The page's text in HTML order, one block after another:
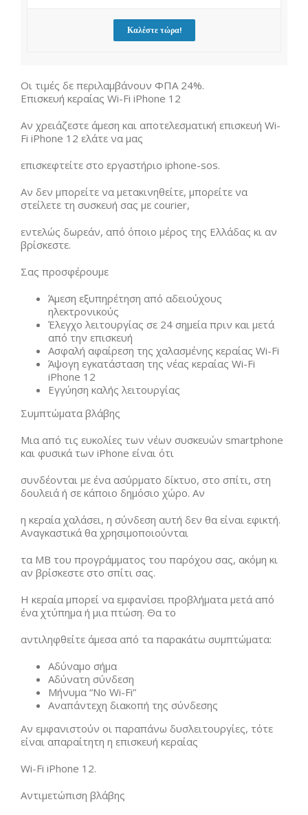
Καλέστε τώρα!
Οι τιμές δε περιλαμβάνουν ΦΠΑ 24%.
Επισκευή κεραίας Wi-Fi iPhone 12
Αν χρειάζεστε άμεση και αποτελεσματική επισκευή Wi-
Fi iPhone 12 ελάτε να μας
επισκεφτείτε στο εργαστήριο iphone-sos.
Αν δεν μπορείτε να μετακινηθείτε, μπορείτε να
στείλετε τη συσκευή σας με courier,
εντελώς δωρεάν, από όποιο μέρος της Ελλάδας κι αν
βρίσκεστε.
Σας προσφέρουμε
Άμεση εξυπηρέτηση από αδειούχους
ηλεκτρονικούς
Έλεγχο λειτουργίας σε 24 σημεία πριν και μετά
από την επισκευή
Ασφαλή αφαίρεση της χαλασμένης κεραίας Wi-Fi
Άψογη εγκατάσταση της νέας κεραίας Wi-Fi
iPhone 12
Εγγύηση καλής λειτουργίας
Συμπτώματα βλάβης
Μια από τις ευκολίες των νέων συσκευών smartphone
και φυσικά των iPhone είναι ότι
συνδέονται με ένα ασύρματο δίκτυο, στο σπίτι, στη
δουλειά ή σε κάποιο δημόσιο χώρο. Αν
η κεραία χαλάσει, η σύνδεση αυτή δεν θα είναι εφικτή.
Αναγκαστικά θα χρησιμοποιούνται
τα MB του προγράμματος του παρόχου σας, ακόμη κι
αν βρίσκεστε στο σπίτι σας.
Η κεραία μπορεί να εμφανίσει προβλήματα μετά από
ένα χτύπημα ή μια πτώση. Θα το
αντιληφθείτε άμεσα από τα παρακάτω συμπτώματα:
Αδύναμο σήμα
Αδύνατη σύνδεση
Μήνυμα “No Wi-Fi”
Αναπάντεχη διακοπή της σύνδεσης
Αν εμφανιστούν οι παραπάνω δυσλειτουργίες, τότε
είναι απαραίτητη η επισκευή κεραίας
Wi-Fi iPhone 12.
Αντιμετώπιση βλάβης